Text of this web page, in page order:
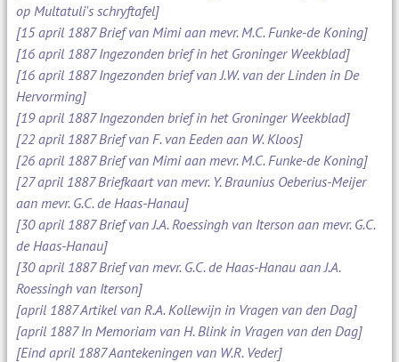
op Multatuli's schryftafel]
[15 april 1887 Brief van Mimi aan mevr. M.C. Funke-de Koning]
[16 april 1887 Ingezonden brief in het Groninger Weekblad]
[16 april 1887 Ingezonden brief van J.W. van der Linden in De
Hervorming]
[19 april 1887 Ingezonden brief in het Groninger Weekblad]
[22 april 1887 Brief van F. van Eeden aan W. Kloos]
[26 april 1887 Brief van Mimi aan mevr. M.C. Funke-de Koning]
[27 april 1887 Briefkaart van mevr. Y. Braunius Oeberius-Meijer
aan mevr. G.C. de Haas-Hanau]
[30 april 1887 Brief van J.A. Roessingh van Iterson aan mevr. G.C.
de Haas-Hanau]
[30 april 1887 Brief van mevr. G.C. de Haas-Hanau aan J.A.
Roessingh van Iterson]
[april 1887 Artikel van R.A. Kollewijn in Vragen van den Dag]
[april 1887 In Memoriam van H. Blink in Vragen van den Dag]
[Eind april 1887 Aantekeningen van W.R. Veder]